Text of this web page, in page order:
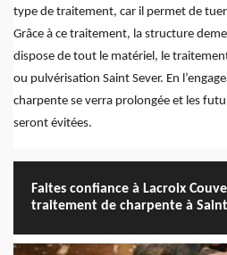
type de traitement, car il permet de
Grâce à ce traitement, la structure
dispose de tout le matériel, le
ou pulvérisation Saint Sever. En
charpente se verra prolongée et les
seront évitées.
Faites confiance à Lacroix
traitement de charpente à